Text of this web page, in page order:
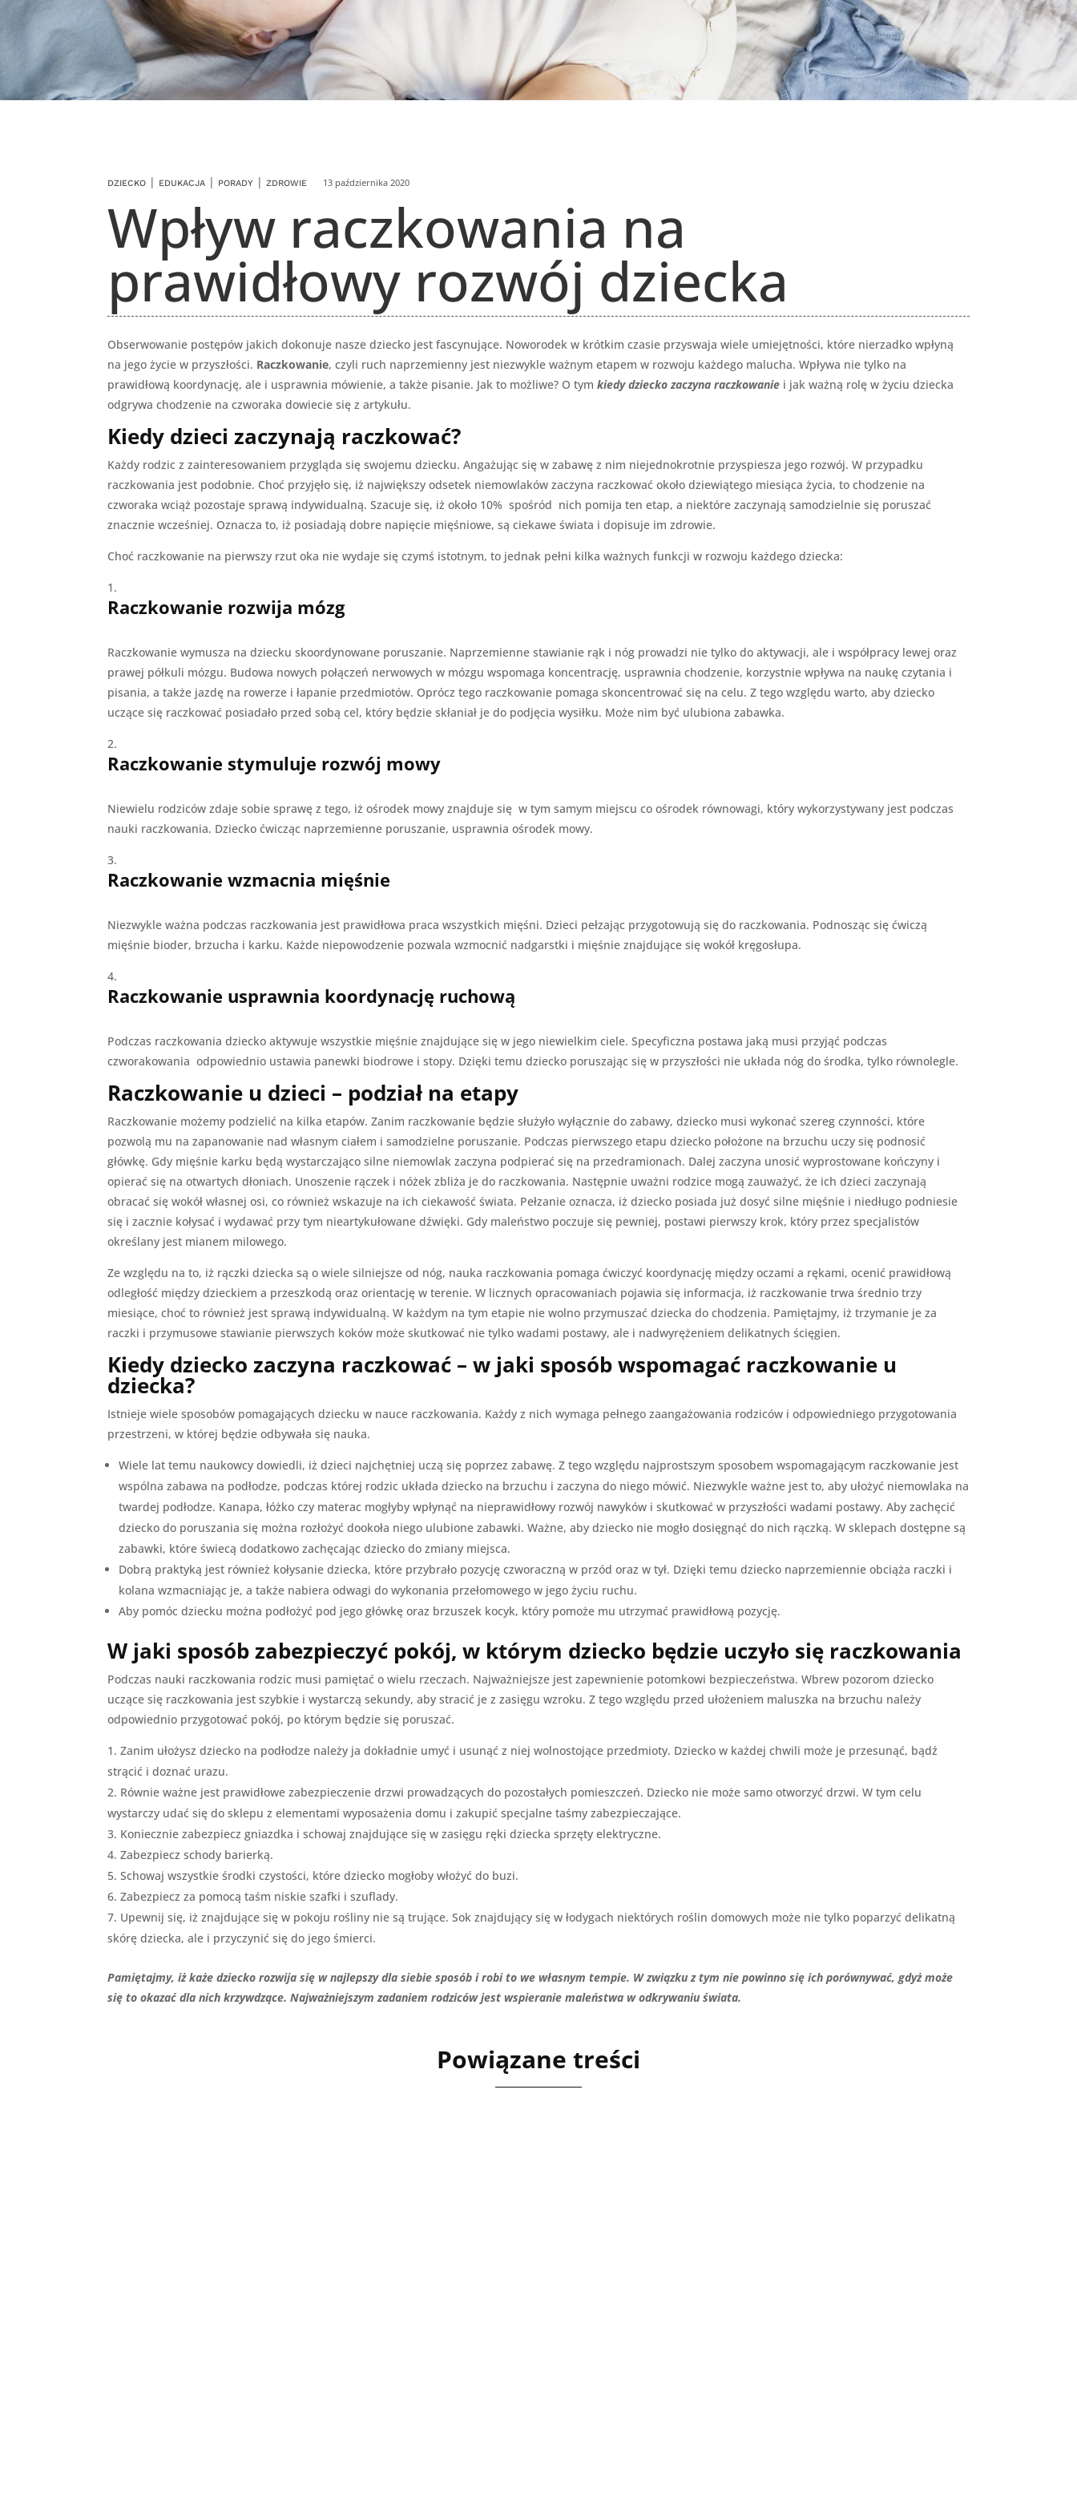
DZIECKO | EDUKACJA | PORADY |ZDROWIE 13 października 2020
Wpływ raczkowania na
prawidłowy rozwój dziecka
Obserwowanie postępów jakich dokonuje nasze dziecko jest fascynujące. Noworodek w krótkim czasie przyswaja wiele umiejętności, które nierzadko wpłyną
na jego życie w przyszłości. Raczkowanie, czyli ruch naprzemienny jest niezwykle ważnym etapem w rozwoju każdego malucha. Wpływa nie tylko na
prawidłową koordynację, ale i usprawnia mówienie, a także pisanie. Jak to możliwe? O tymkiedy dziecko zaczyna raczkowanie i jak ważną rolę w życiu dziecka
odgrywa chodzenie na czworaka dowiecie się z artykułu.
Kiedy dzieci zaczynają raczkować?
Każdy rodzic z zainteresowaniem przygląda się swojemu dziecku. Angażując się w zabawę z nim niejednokrotnie przyspiesza jego rozwój. W przypadku
raczkowania jest podobnie. Choć przyjęło się, iż największy odsetek niemowlaków zaczyna raczkować około dziewiątego miesiąca życia, to chodzenie na
czworaka wciąż pozostaje sprawą indywidualną. Szacuje się, iż około 10% spośród nich pomija ten etap, a niektóre zaczynają samodzielnie się poruszać
znacznie wcześniej. Oznacza to, iż posiadają dobre napięcie mięśniowe, są ciekawe świata i dopisuje im zdrowie.
Choć raczkowanie na pierwszy rzut oka nie wydaje się czymś istotnym, to jednak pełni kilka ważnych funkcji w rozwoju każdego dziecka:
Raczkowanie rozwija mózg
Raczkowanie wymusza na dziecku skoordynowane poruszanie. Naprzemienne stawianie rąk i nóg prowadzi nie tylko do aktywacji, ale i współpracy lewej oraz
prawej półkuli mózgu. Budowa nowych połączeń nerwowych w mózgu wspomaga koncentrację, usprawnia chodzenie, korzystnie wpływa na naukę czytania i
pisania, a także jazdę na rowerze i łapanie przedmiotów. Oprócz tego raczkowanie pomaga skoncentrować się na celu. Z tego względu warto, aby dziecko
uczące się raczkować posiadało przed sobą cel, który będzie skłaniał je do podjęcia wysiłku. Może nim być ulubiona zabawka.
Raczkowanie stymuluje rozwój mowy
Niewielu rodziców zdaje sobie sprawę z tego, iż ośrodek mowy znajduje się w tym samym miejscu co ośrodek równowagi, który wykorzystywany jest podczas
nauki raczkowania. Dziecko ćwicząc naprzemienne poruszanie, usprawnia ośrodek mowy.
Raczkowanie wzmacnia mięśnie
Niezwykle ważna podczas raczkowania jest prawidłowa praca wszystkich mięśni. Dzieci pełzając przygotowują się do raczkowania. Podnosząc się ćwiczą
mięśnie bioder, brzucha i karku. Każde niepowodzenie pozwala wzmocnić nadgarstki i mięśnie znajdujące się wokół kręgosłupa.
Raczkowanie usprawnia koordynację ruchową
Podczas raczkowania dziecko aktywuje wszystkie mięśnie znajdujące się w jego niewielkim ciele. Specyficzna postawa jaką musi przyjąć podczas
czworakowania odpowiednio ustawia panewki biodrowe i stopy. Dzięki temu dziecko poruszając się w przyszłości nie układa nóg do środka, tylko równolegle.
Raczkowanie u dzieci – podział na etapy
Raczkowanie możemy podzielić na kilka etapów. Zanim raczkowanie będzie służyło wyłącznie do zabawy, dziecko musi wykonać szereg czynności, które
pozwolą mu na zapanowanie nad własnym ciałem i samodzielne poruszanie. Podczas pierwszego etapu dziecko położone na brzuchu uczy się podnosić
główkę. Gdy mięśnie karku będą wystarczająco silne niemowlak zaczyna podpierać się na przedramionach. Dalej zaczyna unosić wyprostowane kończyny i
opierać się na otwartych dłoniach. Unoszenie rączek i nóżek zbliża je do raczkowania. Następnie uważni rodzice mogą zauważyć, że ich dzieci zaczynają
obracać się wokół własnej osi, co również wskazuje na ich ciekawość świata. Pełzanie oznacza, iż dziecko posiada już dosyć silne mięśnie i niedługo podniesie
się i zacznie kołysać i wydawać przy tym nieartykułowane dźwięki. Gdy maleństwo poczuje się pewniej, postawi pierwszy krok, który przez specjalistów
określany jest mianem milowego.
Ze względu na to, iż rączki dziecka są o wiele silniejsze od nóg, nauka raczkowania pomaga ćwiczyć koordynację między oczami a rękami, ocenić prawidłową
odległość między dzieckiem a przeszkodą oraz orientację w terenie. W licznych opracowaniach pojawia się informacja, iż raczkowanie trwa średnio trzy
miesiące, choć to również jest sprawą indywidualną. W każdym na tym etapie nie wolno przymuszać dziecka do chodzenia. Pamiętajmy, iż trzymanie je za
raczki i przymusowe stawianie pierwszych koków może skutkować nie tylko wadami postawy, ale i nadwyrężeniem delikatnych ścięgien.
Kiedy dziecko zaczyna raczkować – w jaki sposób wspomagać raczkowanie u
dziecka?
Istnieje wiele sposobów pomagających dziecku w nauce raczkowania. Każdy z nich wymaga pełnego zaangażowania rodziców i odpowiedniego przygotowania
przestrzeni, w której będzie odbywała się nauka.
Wiele lat temu naukowcy dowiedli, iż dzieci najchętniej uczą się poprzez zabawę. Z tego względu najprostszym sposobem wspomagającym raczkowanie jest
wspólna zabawa na podłodze, podczas której rodzic układa dziecko na brzuchu i zaczyna do niego mówić. Niezwykle ważne jest to, aby ułożyć niemowlaka na
twardej podłodze. Kanapa, łóżko czy materac mogłyby wpłynąć na nieprawidłowy rozwój nawyków i skutkować w przyszłości wadami postawy. Aby zachęcić
dziecko do poruszania się można rozłożyć dookoła niego ulubione zabawki. Ważne, aby dziecko nie mogło dosięgnąć do nich rączką. W sklepach dostępne są
zabawki, które świecą dodatkowo zachęcając dziecko do zmiany miejsca.
Dobrą praktyką jest również kołysanie dziecka, które przybrało pozycję czworaczną w przód oraz w tył. Dzięki temu dziecko naprzemiennie obciąża raczki i
kolana wzmacniając je, a także nabiera odwagi do wykonania przełomowego w jego życiu ruchu.
Aby pomóc dziecku można podłożyć pod jego główkę oraz brzuszek kocyk, który pomoże mu utrzymać prawidłową pozycję.
W jaki sposób zabezpieczyć pokój, w którym dziecko będzie uczyło się raczkowania
Podczas nauki raczkowania rodzic musi pamiętać o wielu rzeczach. Najważniejsze jest zapewnienie potomkowi bezpieczeństwa. Wbrew pozorom dziecko
uczące się raczkowania jest szybkie i wystarczą sekundy, aby stracić je z zasięgu wzroku. Z tego względu przed ułożeniem maluszka na brzuchu należy
odpowiednio przygotować pokój, po którym będzie się poruszać.
Zanim ułożysz dziecko na podłodze należy ja dokładnie umyć i usunąć z niej wolnostojące przedmioty. Dziecko w każdej chwili może je przesunąć, bądź
strącić i doznać urazu.
Równie ważne jest prawidłowe zabezpieczenie drzwi prowadzących do pozostałych pomieszczeń. Dziecko nie może samo otworzyć drzwi. W tym celu
wystarczy udać się do sklepu z elementami wyposażenia domu i zakupić specjalne taśmy zabezpieczające.
Koniecznie zabezpiecz gniazdka i schowaj znajdujące się w zasięgu ręki dziecka sprzęty elektryczne.
Zabezpiecz schody barierką.
Schowaj wszystkie środki czystości, które dziecko mogłoby włożyć do buzi.
Zabezpiecz za pomocą taśm niskie szafki i szuflady.
Upewnij się, iż znajdujące się w pokoju rośliny nie są trujące. Sok znajdujący się w łodygach niektórych roślin domowych może nie tylko poparzyć delikatną
skórę dziecka, ale i przyczynić się do jego śmierci.
Pamiętajmy, iż każe dziecko rozwija się w najlepszy dla siebie sposób i robi to we własnym tempie. W związku z tym nie powinno się ich porównywać, gdyż może
się to okazać dla nich krzywdzące. Najważniejszym zadaniem rodziców jest wspieranie maleństwa w odkrywaniu świata.
Powiązane treści